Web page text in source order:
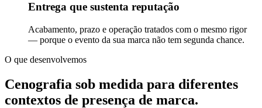
Entrega que sustenta reputação
Acabamento, prazo e operação tratados com o mesmo rigor
— porque o evento da sua marca não tem segunda chance.
O que desenvolvemos
Cenografia sob medida para diferentes
contextos de presença de marca.